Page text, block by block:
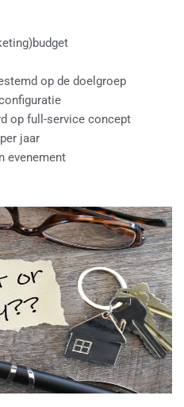
op de doelgroep
op full-service concept
jaar
evenement